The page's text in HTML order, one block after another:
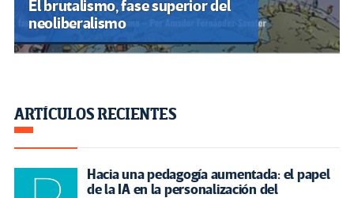
El brutalismo, fase superior del
neoliberalismo
ARTÍCULOS RECIENTES
Hacia una pedagogía aumentada: el papel
de la IA en la personalización del